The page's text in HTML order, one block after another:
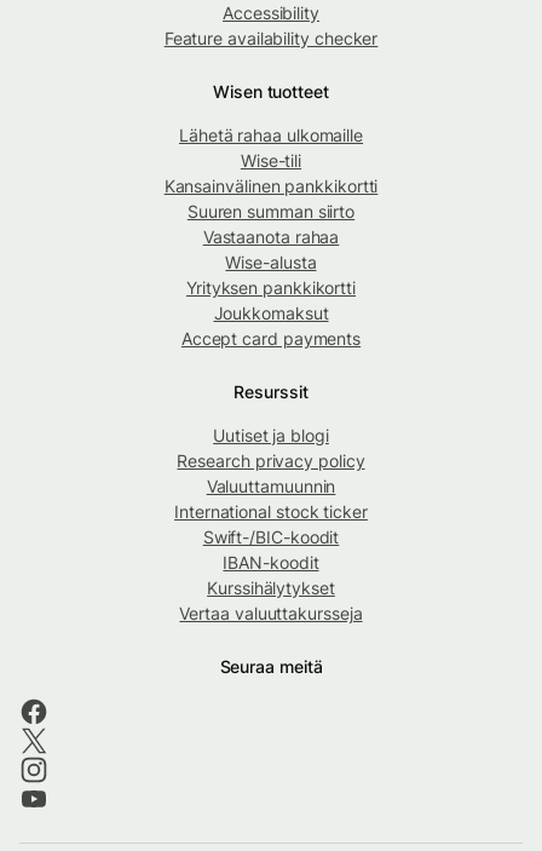
Accessibility
Feature availability checker
Wisen tuotteet
Lähetä rahaa ulkomaille
Wise-tili
Kansainvälinen pankkikortti
Suuren summan siirto
Vastaanota rahaa
Wise-alusta
Yrityksen pankkikortti
Joukkomaksut
Accept card payments
Resurssit
Uutiset ja blogi
Research privacy policy
Valuuttamuunnin
International stock ticker
Swift-/BIC-koodit
IBAN-koodit
Kurssihälytykset
Vertaa valuuttakursseja
Seuraa meitä